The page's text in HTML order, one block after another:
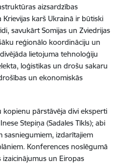
aizsardzības
karš Ukrainā ir būtiski
savukārt Somijas un Zviedrijas
reģionālo koordināciju un
lietojuma tehnoloģiju
loģistikas un drošu sakaru
un ekonomiskās
kopienu pārstāvēja divi eksperti
Stepiņa (Sadales Tīkls); abi
sasniegumiem, izdarītajiem
Konferences noslēgumā
un Eiropas